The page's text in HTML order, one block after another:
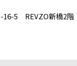
16-5 REVZO新橋2階